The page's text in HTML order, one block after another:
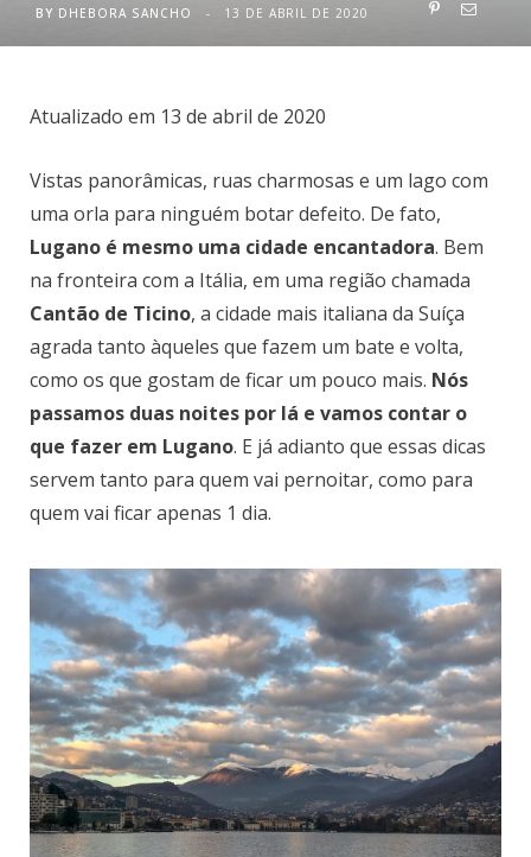
k a
BY DHEBORA SANCHO 13 DE ABRIL DE 2020
Atualizado em 13 de abril de 2020
Vistas panorâmicas, ruas charmosas e um lago com
uma orla para ninguém botar defeito. De fato,
Lugano é mesmo uma cidade encantadora. Bem
na fronteira com a Itália, em uma região chamada
Cantão de Ticino, a cidade mais italiana da Suíça
agrada tanto àqueles que fazem um bate e volta,
como os que gostam de ficar um pouco mais. Nós
passamos duas noites por lá e vamos contar o
que fazer em Lugano. E já adianto que essas dicas
servem tanto para quem vai pernoitar, como para
quem vai ficar apenas 1 dia.